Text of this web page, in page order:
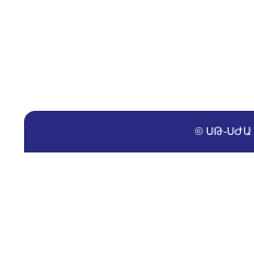
©ՍԹ-ՍԺԱ